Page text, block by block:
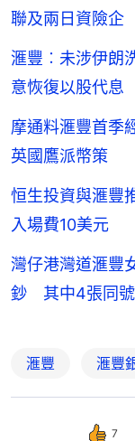
聯及兩日資險企
滙豐︰未涉伊
意恢復以股代息
摩通料滙豐首季
英國鷹派幣策
恒生投資與滙豐
入場費10美元
灣仔港灣道滙豐
鈔 其中4張同
滙豐 滙豐
7